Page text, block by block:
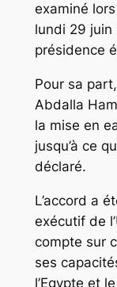
examiné
lundi 29 juin
présidence
Pour sa
Abdalla
la mise en
jusqu’à ce
déclaré.
L’accord a
exécutif de
compte sur
ses
l’Egypte et